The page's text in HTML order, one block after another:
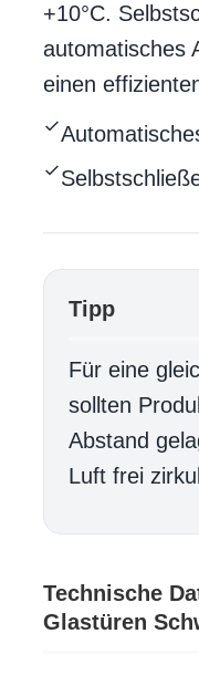
+10°C.
automatisches
einen
Tipp
Für eine
sollten
Abstand
Luft frei
Technische
Glastüren